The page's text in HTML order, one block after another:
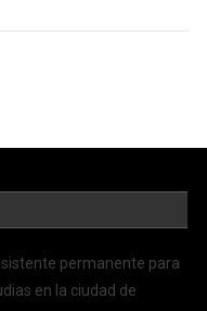
permanente para
en la ciudad de